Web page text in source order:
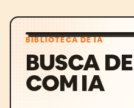
BIBLIOTECA DE IA
BUSCA
COM IA